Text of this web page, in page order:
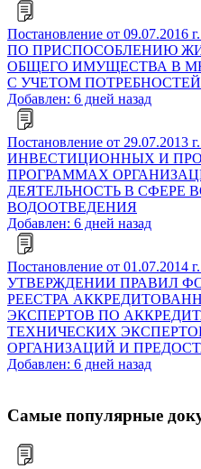
Постановление от
ПО ПРИСПОСОБЛЕНИЮ
ОБЩЕГО ИМУЩЕСТВА В
С УЧЕТОМ
Добавлен: 6 дней назад
Постановление от 29.07.2013
ИНВЕСТИЦИОННЫХ И
ПРОГРАММАХ
ДЕЯТЕЛЬНОСТЬ В СФЕРЕ
ВОДООТВЕДЕНИЯ
Добавлен: 6 дней назад
Постановление от 01.07.2014
УТВЕРЖДЕНИИ ПРАВИЛ
РЕЕСТРА
ЭКСПЕРТОВ ПО
ТЕХНИЧЕСКИХ
ОРГАНИЗАЦИЙ И
Добавлен: 6 дней назад
Самые популярные